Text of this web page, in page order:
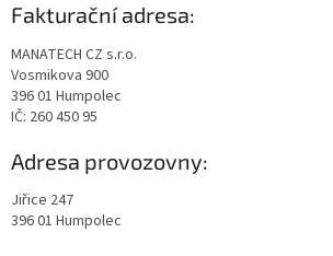
Fakturační adresa:
MANATECH CZ s.r.o.
Vosmikova 900
396 01 Humpolec
IČ: 260 450 95
Adresa provozovny:
Jiřice 247
396 01 Humpolec